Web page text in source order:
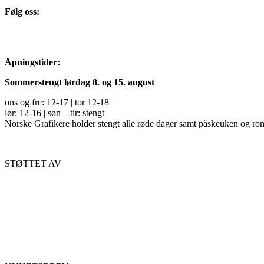
Følg oss:
Åpningstider:
Sommerstengt lørdag 8. og 15. august
ons og fre: 12-17 | tor 12-18
lør: 12-16 | søn – tir: stengt
Norske Grafikere holder stengt alle røde dager samt påskeuken og
STØTTET AV